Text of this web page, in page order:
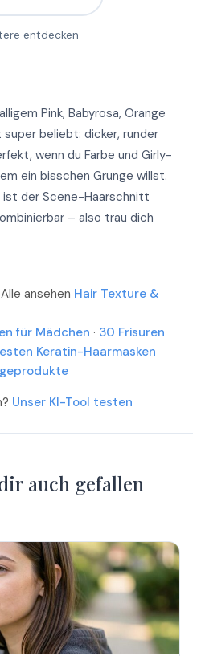
entdecken
Pink, Babyrosa, Orange
beliebt: dicker, runder
wenn du Farbe und Girly-
ein bisschen Grunge willst.
ist der Scene-Haarschnitt
– also trau dich
ansehen Hair Texture &
für Mädchen · 30 Frisuren
Keratin-Haarmasken
Unser KI-Tool testen
auch gefallen